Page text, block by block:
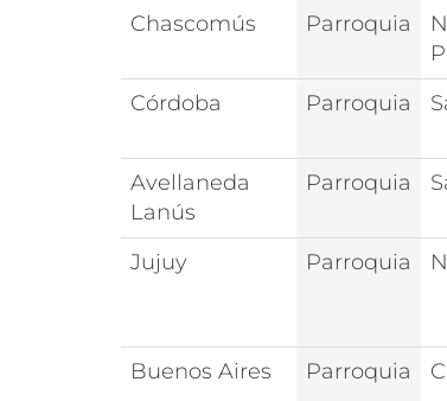
Chascomús Parroquia
Córdoba Parroquia
Avellaneda
Lanús
Parroquia
Jujuy Parroquia
Buenos Aires Parroquia